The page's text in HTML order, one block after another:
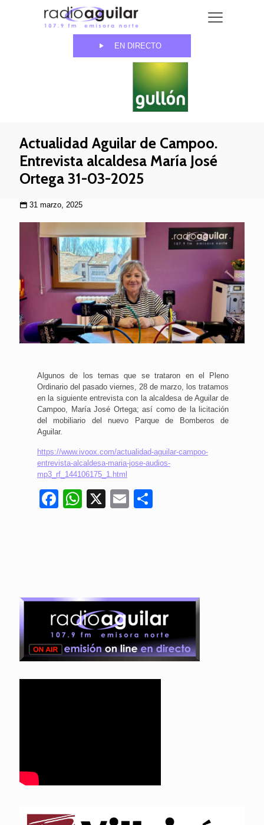
EN DIRECTO
Actualidad Aguilar de Campoo.
Entrevista alcaldesa María José
Ortega 31-03-2025
31 marzo, 2025
Algunos de los temas que se trataron en el Pleno
Ordinario del pasado viernes, 28 de marzo, los tratamos
en la siguiente entrevista con la alcaldesa de Aguilar de
Campoo, María José Ortega; así como de la licitación
del mobiliario del nuevo Parque de Bomberos de
Aguilar.
https://www.ivoox.com/actualidad-aguilar-campoo-
entrevista-alcaldesa-maria-jose-audios-
mp3_rf_144106175_1.html
Facebook
WhatsApp
X Email